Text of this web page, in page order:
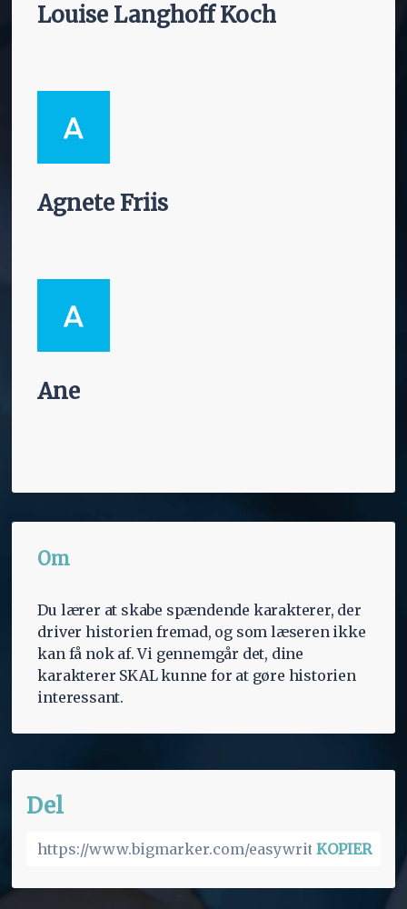
Louise Langhoff Koch
Agnete Friis
Ane
Om
Du lærer at skabe spændende karakterer, der
driver historien fremad, og som læseren ikke
kan få nok af. Vi gennemgår det, dine
karakterer SKAL kunne for at gøre historien
interessant.
Del
KOPIER